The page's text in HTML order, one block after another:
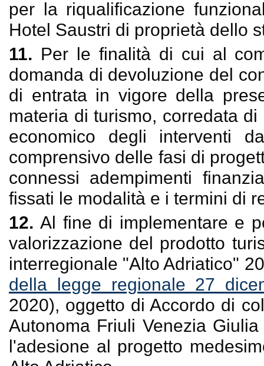
per la riqualificazione
Hotel Saustri di proprietà dello
11. Per le finalità di cui al
domanda di devoluzione del
di entrata in vigore della
materia di turismo, corredata
economico degli interventi
comprensivo delle fasi di
connessi adempimenti
fissati le modalità e i termini di
12.Al fine di implementare e
valorizzazione del prodotto
interregionale "Alto Adriatico"
della legge regionale 27
2020), oggetto di Accordo di
Autonoma Friuli Venezia
l'adesione al progetto